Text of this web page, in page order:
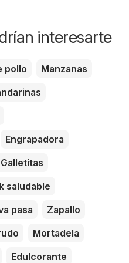
interesarte
pollo
Manzanas
Engrapadora
Galletitas
saludable
pasa
Zapallo
Mortadela
Edulcorante